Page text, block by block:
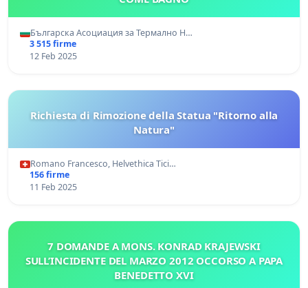
Българска Асоциация за Термално Н…
3 515 firme
12 Feb 2025
Richiesta di Rimozione della Statua "Ritorno alla
Natura"
Romano Francesco, Helvethica Tici…
156 firme
11 Feb 2025
7 DOMANDE A MONS. KONRAD KRAJEWSKI
SULL’INCIDENTE DEL MARZO 2012 OCCORSO A PAPA
BENEDETTO XVI